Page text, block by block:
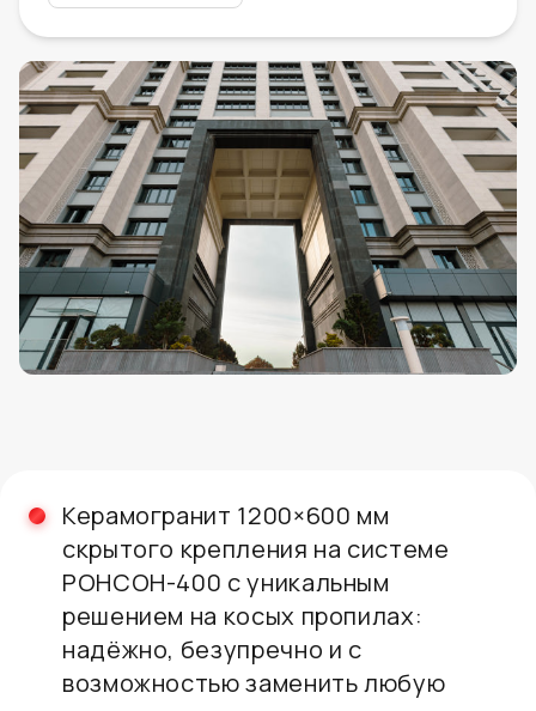
Керамогранит 1200×600 мм
скрытого крепления на системе
РОНСОН-400 с уникальным
решением на косых пропилах:
надёжно, безупречно и с
возможностью заменить любую